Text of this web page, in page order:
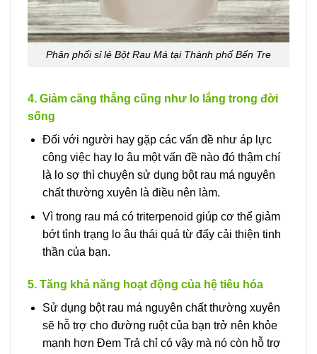
Phân phối sỉ lẻ Bột Rau Má tại Thành phố Bến Tre
4. Giảm căng thẳng cũng như lo lắng trong đời
sống
Đối với người hay gặp các vấn đề như áp lực
công việc hay lo âu một vấn đề nào đó thậm chí
là lo sợ thì chuyện sử dụng bột rau má nguyên
chất thường xuyên là điều nên làm.
Vì trong rau má có triterpenoid giúp cơ thể giảm
bớt tình trạng lo âu thái quá từ đấy cải thiện tinh
thần của bạn.
5. Tăng khả năng hoạt động của hệ tiêu hóa
Sử dụng bột rau má nguyên chất thường xuyên
sẽ hỗ trợ cho đường ruột của bạn trở nên khỏe
mạnh hơn Đem Trả chỉ có vậy mà nó còn hỗ trợ